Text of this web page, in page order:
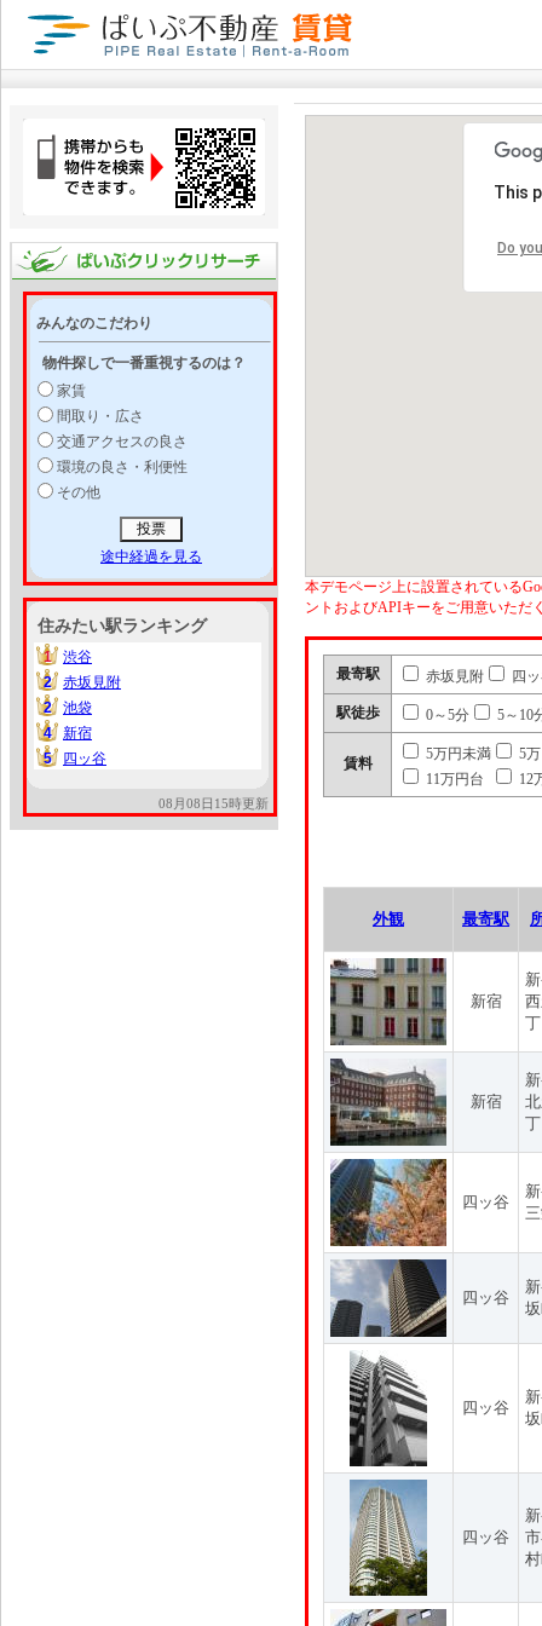
みんなのこだわり
物件探しで一番重視するのは？
家賃
間取り・広さ
交通アクセスの良さ
環境の良さ・利便性
その他
途中経過を見る
住みたい駅ランキング
1
1
渋谷
2
2
赤坂見附
2
2
池袋
4
4
新宿
5
5 四ッ谷
08月08日15時更新
This
Do
本デモページ上に設置されている
ントおよびAPIキーをご用意いただ
最寄駅 赤坂見附 四
駅徒歩 0～5分 5～10
賃料
5万円未満
5
11万円台
12
外観 最寄駅
新宿
新宿
四ッ谷
四ッ谷
四ッ谷
四ッ谷